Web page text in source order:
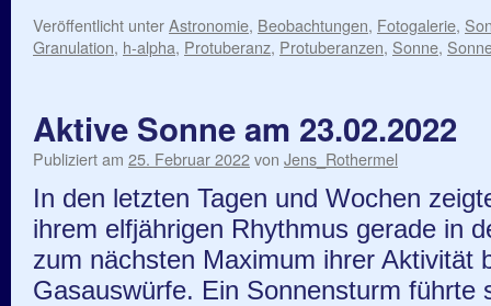
Veröffentlicht unterAstronomie, Beobachtungen, Fotogalerie,
Granulation, h-alpha, Protuberanz, Protuberanzen, Sonne,
Aktive Sonne am 23.02.2022
Publiziert am 25. Februar 2022von Jens_Rothermel
In den letzten Tagen und Wochen
ihrem elfjährigen Rhythmus gerade in
zum nächsten Maximum ihrer Aktivität
Gasauswürfe. Ein Sonnensturm führte